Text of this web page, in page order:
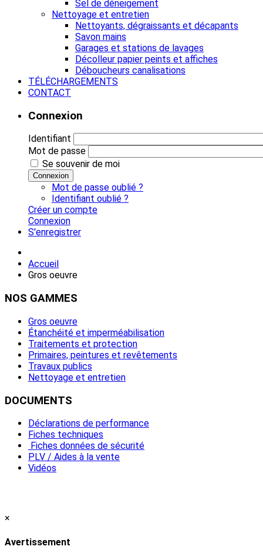
Sel de déneigement
Nettoyage et entretien
Nettoyants, dégraissants et décapants
Savon mains
Garages et stations de lavages
Décolleur papier peints et affiches
Déboucheurs canalisations
TÉLÉCHARGEMENTS
CONTACT
Connexion
Identifiant
Mot de passe
Se souvenir de moi
Connexion
Mot de passe oublié ?
Identifiant oublié ?
Créer un compte
Connexion
S'enregistrer
Accueil
Gros oeuvre
NOS GAMMES
Gros oeuvre
Étanchéité et imperméabilisation
Traitements et protection
Primaires, peintures et revêtements
Travaux publics
Nettoyage et entretien
DOCUMENTS
Déclarations de performance
Fiches techniques
Fiches données de sécurité
PLV / Aides à la vente
Vidéos
×
Avertissement